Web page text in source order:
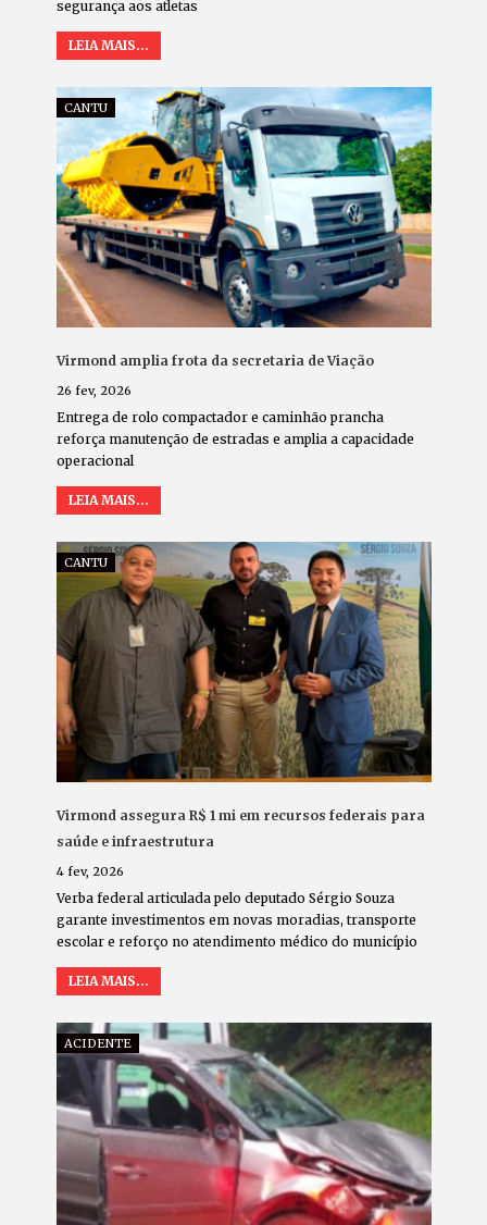
segurança aos atletas
LEIA MAIS...
CANTU
Virmond amplia frota da secretaria de Viação
26 fev, 2026
Entrega de rolo compactador e caminhão prancha
reforça manutenção de estradas e amplia a capacidade
operacional
LEIA MAIS...
CANTU
Virmond assegura R$ 1 mi em recursos federais para
saúde e infraestrutura
4 fev, 2026
Verba federal articulada pelo deputado Sérgio Souza
garante investimentos em novas moradias, transporte
escolar e reforço no atendimento médico do município
LEIA MAIS...
ACIDENTE